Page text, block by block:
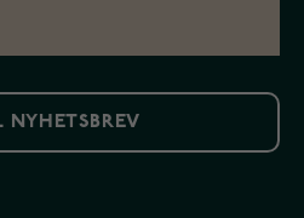
NYHETSBREV